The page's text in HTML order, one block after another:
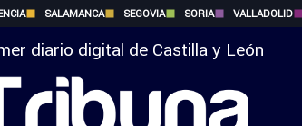
SALAMANCA SEGOVIA SORIA VALLADOLID
diario digital de Castilla y León